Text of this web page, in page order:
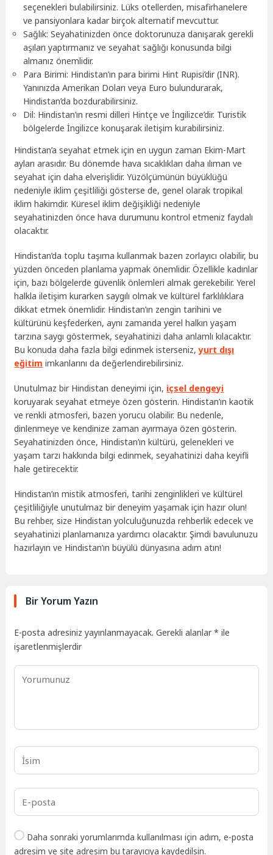
seçenekleri bulabilirsiniz. Lüks otellerden, misafirhanelere
ve pansiyonlara kadar birçok alternatif mevcuttur.
Sağlık: Seyahatinizden önce doktorunuza danışarak gerekli
aşıları yaptırmanız ve seyahat sağlığı konusunda bilgi
almanız önemlidir.
Para Birimi: Hindistan’ın para birimi Hint Rupisi’dir (INR).
Yanınızda Amerikan Doları veya Euro bulundurarak,
Hindistan’da bozdurabilirsiniz.
Dil: Hindistan’ın resmi dilleri Hintçe ve İngilizce’dir. Turistik
bölgelerde İngilizce konuşarak iletişim kurabilirsiniz.
Hindistan’a seyahat etmek için en uygun zaman Ekim-Mart
ayları arasıdır. Bu dönemde hava sıcaklıkları daha ılıman ve
seyahat için daha elverişlidir. Yüzölçümünün büyüklüğü
nedeniyle iklim çeşitliliği gösterse de, genel olarak tropikal
iklim hakimdir. Küresel iklim değişikliği nedeniyle
seyahatinizden önce hava durumunu kontrol etmeniz faydalı
olacaktır.
Hindistan’da toplu taşıma kullanmak bazen zorlayıcı olabilir, bu
yüzden önceden planlama yapmak önemlidir. Özellikle kadınlar
için, bazı bölgelerde güvenlik önlemleri almak gerekebilir. Yerel
halkla iletişim kurarken saygılı olmak ve kültürel farklılıklara
dikkat etmek önemlidir. Hindistan’ın zengin tarihini ve
kültürünü keşfederken, aynı zamanda yerel halkın yaşam
tarzına saygı göstermek, seyahatinizi daha anlamlı kılacaktır.
Bu konuda daha fazla bilgi edinmek isterseniz,yurt dışı
eğitim imkanlarını da değerlendirebilirsiniz.
Unutulmaz bir Hindistan deneyimi için, içsel dengeyi
koruyarak seyahat etmeye özen gösterin. Hindistan’ın kaotik
ve renkli atmosferi, bazen yorucu olabilir. Bu nedenle,
dinlenmeye ve kendinize zaman ayırmaya özen gösterin.
Seyahatinizden önce, Hindistan’ın kültürü, gelenekleri ve
yaşam tarzı hakkında bilgi edinmek, seyahatinizi daha keyifli
hale getirecektir.
Hindistan’ın mistik atmosferi, tarihi zenginlikleri ve kültürel
çeşitliliğiyle unutulmaz bir deneyim yaşamak için hazır olun!
Bu rehber, size Hindistan yolculuğunuzda rehberlik edecek ve
seyahatinizi planlamanıza yardımcı olacaktır. Şimdi bavulunuzu
hazırlayın ve Hindistan’ın büyülü dünyasına adım atın!
Bir Yorum Yazın
E-posta adresiniz yayınlanmayacak. Gerekli alanlar* ile
işaretlenmişlerdir
Daha sonraki yorumlarımda kullanılması için adım, e-posta
adresim ve site adresim bu tarayıcıya kaydedilsin.